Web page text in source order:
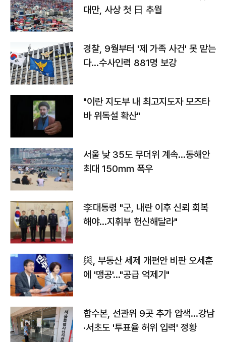
대만, 사상 첫 日 추월
경찰, 9월부터 '제 가족 사건' 못 맡는
다…수사인력 881명 보강
"이란 지도부 내 최고지도자 모즈타
바 위독설 확산"
서울 낮 35도 무더위 계속…동해안
최대 150㎜ 폭우
李대통령 "군, 내란 이후 신뢰 회복
해야…지휘부 헌신해달라"
與, 부동산 세제 개편안 비판 오세훈
에 '맹공'…"공급 억제기"
합수본, 선관위 9곳 추가 압색…강남
·서초도 '투표율 허위 입력' 정황